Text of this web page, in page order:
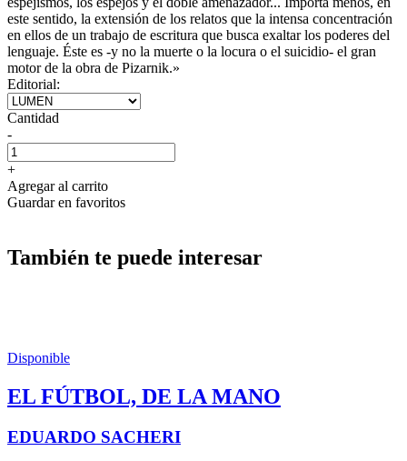
este sentido, la extensión de los relatos que la intensa concentración
en ellos de un trabajo de escritura que busca exaltar los poderes del
lenguaje. Éste es -y no la muerte o la locura o el suicidio- el gran
motor de la obra de Pizarnik.»
Editorial:
Cantidad
-
+
Agregar al carrito
Guardar en favoritos
También te puede interesar
Disponible
EL FÚTBOL, DE LA MANO
EDUARDO SACHERI